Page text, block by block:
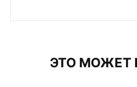
ЭТО МОЖЕТ